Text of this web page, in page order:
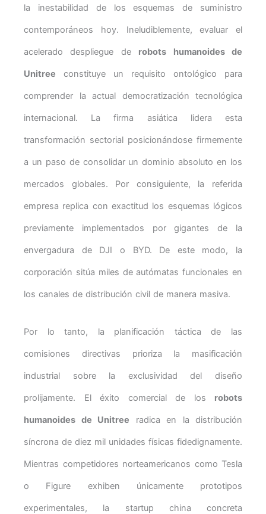
la inestabilidad de los esquemas de suministro
contemporáneos hoy. Ineludiblemente, evaluar el
acelerado despliegue de robots humanoides de
Unitree constituye un requisito ontológico para
comprender la actual democratización tecnológica
internacional. La firma asiática lidera esta
transformación sectorial posicionándose firmemente
a un paso de consolidar un dominio absoluto en los
mercados globales. Por consiguiente, la referida
empresa replica con exactitud los esquemas lógicos
previamente implementados por gigantes de la
envergadura de DJI o BYD. De este modo, la
corporación sitúa miles de autómatas funcionales en
los canales de distribución civil de manera masiva.
Por lo tanto, la planificación táctica de las
comisiones directivas prioriza la masificación
industrial sobre la exclusividad del diseño
prolijamente. El éxito comercial de los robots
humanoides de Unitree radica en la distribución
síncrona de diez mil unidades físicas fidedignamente.
Mientras competidores norteamericanos como Tesla
o Figure exhiben únicamente prototipos
experimentales, la startup china concreta